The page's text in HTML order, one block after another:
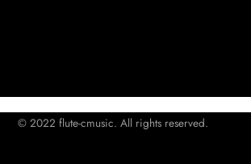
© 2022 flute-cmusic. All rights reserved.